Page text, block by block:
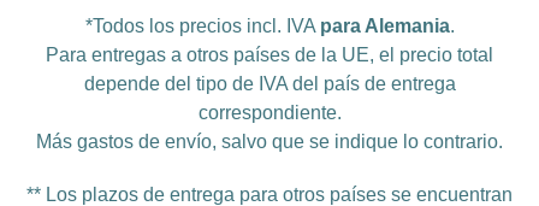
*Todos los precios incl. IVA para Alemania.
Para entregas a otros países de la UE, el precio total
depende del tipo de IVA del país de entrega
correspondiente.
Más gastos de envío, salvo que se indique lo contrario.
** Los plazos de entrega para otros países se encuentran